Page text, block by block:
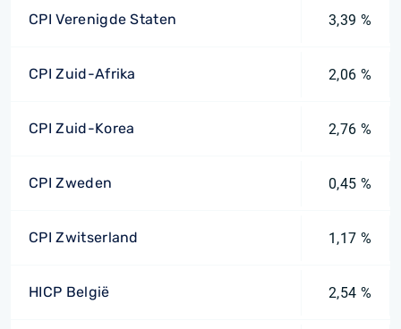
CPI Verenigde Staten 3,39 %
CPI Zuid-Afrika 2,06 %
CPI Zuid-Korea 2,76 %
CPI Zweden 0,45 %
CPI Zwitserland 1,17 %
HICP België 2,54 %